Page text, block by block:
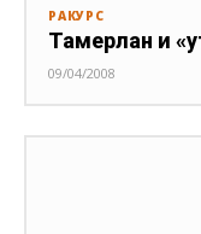
РАКУРС
Тамерлан и
09/04/2008